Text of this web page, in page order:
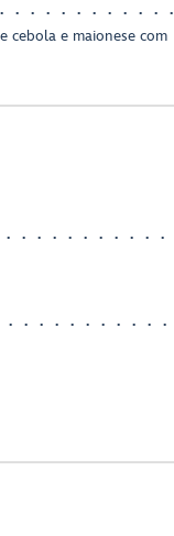
cebola e maionese com